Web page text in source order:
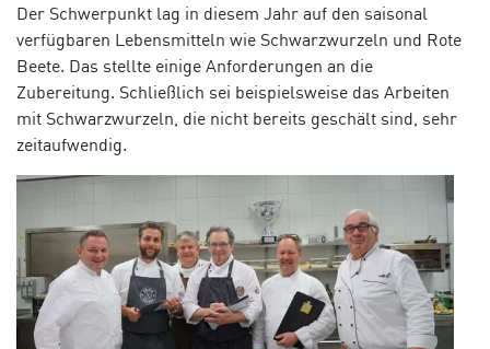
Der Schwerpunkt lag in diesem Jahr auf den saisonal
verfügbaren Lebensmitteln wie Schwarzwurzeln und Rote
Beete. Das stellte einige Anforderungen an die
Zubereitung. Schließlich sei beispielsweise das Arbeiten
mit Schwarzwurzeln, die nicht bereits geschält sind, sehr
zeitaufwendig.